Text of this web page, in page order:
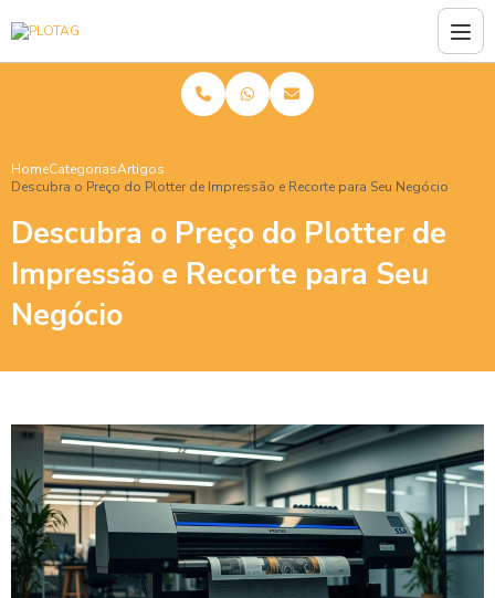
HomeCategoriasArtigos
Descubra o Preço do Plotter de Impressão e Recorte para Seu Negócio
Descubra o Preço do Plotter de
Impressão e Recorte para Seu
Negócio